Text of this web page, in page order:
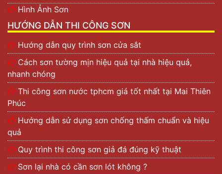
Hình Ảnh Sơn
HƯỚNG DẪN THI CÔNG SƠN
Hướng dẫn quy trình sơn cửa sắt
Cách sơn tường mịn hiệu quả tại nhà hiệu quả,
nhanh chóng
Thi công sơn nước tphcm giá tốt nhất tại Mai Thiên
Phúc
Hướng dẫn sử dụng sơn chống thấm chuẩn và hiệu
quả
Quy trình thi công sơn giả đá đúng kỹ thuật
Sơn lại nhà có cần sơn lót không ?